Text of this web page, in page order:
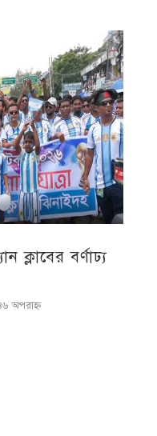
ক্লাবের বর্ণাঢ্য
অপরাহ্ণ